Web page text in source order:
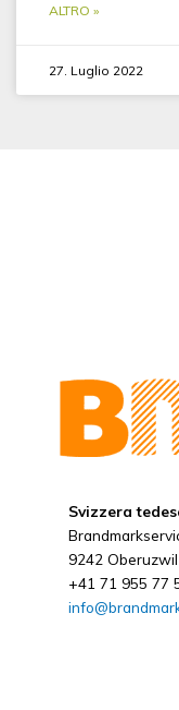
ALTRO »
27. Luglio 2022
Svizzera
9242 Oberuzwil
+41 71 955 77